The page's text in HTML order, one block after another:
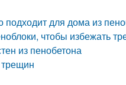
для дома из
чтобы избежать
из пенобетона